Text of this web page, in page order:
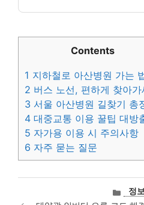
Contents
1 지하철로 아산병원 가는
2 버스 노선, 편하게 찾아가
3 서울 아산병원 길찾기 총
4 대중교통 이용 꿀팁 대방
5 자가용 이용 시 주의사항
6 자주 묻는 질문
카
테
정보